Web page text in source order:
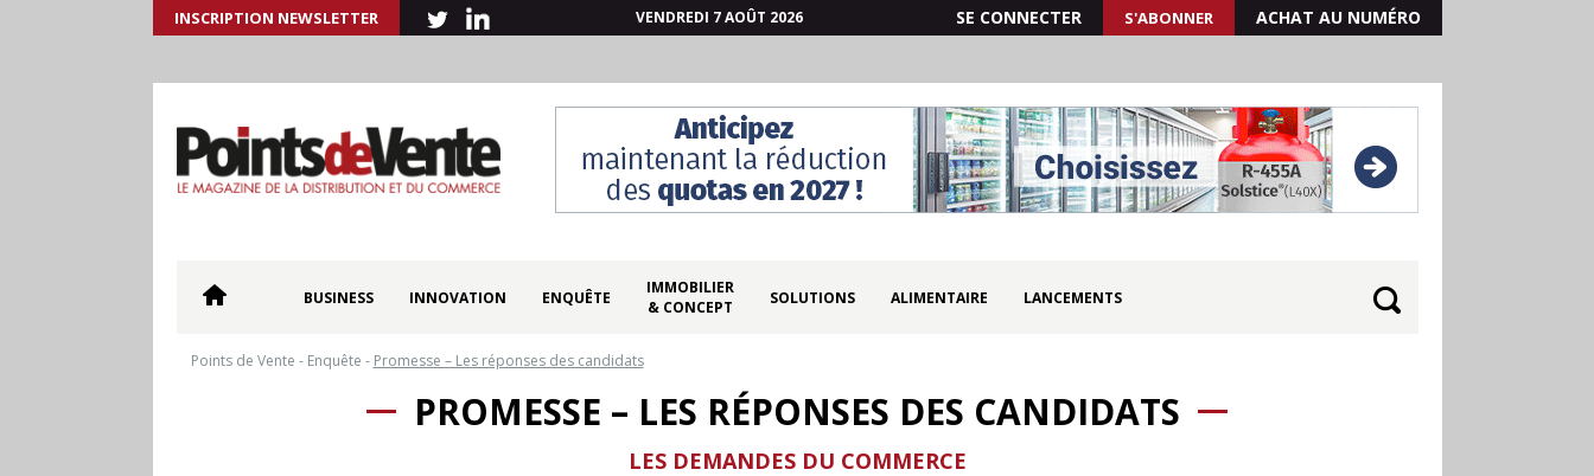
INSCRIPTION NEWSLETTER VENDREDI 7 AOÛT 2026 SE CONNECTER S'ABONNER ACHAT AU NUMÉRO
BUSINESS INNOVATION ENQUÊTE
IMMOBILIER
& CONCEPT
SOLUTIONS ALIMENTAIRE LANCEMENTS
Points de Vente - Enquête - Promesse – Les réponses des candidats
PROMESSE – LES RÉPONSES DES CANDIDATS
LES DEMANDES DU COMMERCE